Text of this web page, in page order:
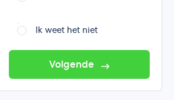
Ik weet het niet
Volgende